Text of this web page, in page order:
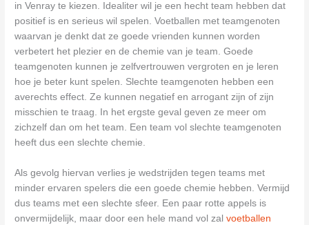
in Venray te kiezen. Idealiter wil je een hecht team hebben dat
positief is en serieus wil spelen. Voetballen met teamgenoten
waarvan je denkt dat ze goede vrienden kunnen worden
verbetert het plezier en de chemie van je team. Goede
teamgenoten kunnen je zelfvertrouwen vergroten en je leren
hoe je beter kunt spelen. Slechte teamgenoten hebben een
averechts effect. Ze kunnen negatief en arrogant zijn of zijn
misschien te traag. In het ergste geval geven ze meer om
zichzelf dan om het team. Een team vol slechte teamgenoten
heeft dus een slechte chemie.
Als gevolg hiervan verlies je wedstrijden tegen teams met
minder ervaren spelers die een goede chemie hebben. Vermijd
dus teams met een slechte sfeer. Een paar rotte appels is
onvermijdelijk, maar door een hele mand vol zalvoetballen